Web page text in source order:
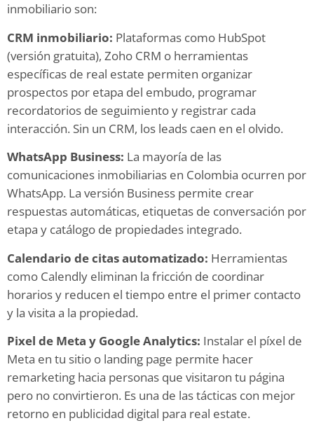
inmobiliario son:
CRM inmobiliario: Plataformas como HubSpot
(versión gratuita), Zoho CRM o herramientas
específicas de real estate permiten organizar
prospectos por etapa del embudo, programar
recordatorios de seguimiento y registrar cada
interacción. Sin un CRM, los leads caen en el olvido.
WhatsApp Business: La mayoría de las
comunicaciones inmobiliarias en Colombia ocurren por
WhatsApp. La versión Business permite crear
respuestas automáticas, etiquetas de conversación por
etapa y catálogo de propiedades integrado.
Calendario de citas automatizado: Herramientas
como Calendly eliminan la fricción de coordinar
horarios y reducen el tiempo entre el primer contacto
y la visita a la propiedad.
Pixel de Meta y Google Analytics: Instalar el píxel de
Meta en tu sitio o landing page permite hacer
remarketing hacia personas que visitaron tu página
pero no convirtieron. Es una de las tácticas con mejor
retorno en publicidad digital para real estate.